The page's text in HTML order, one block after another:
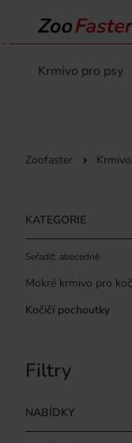
Krmivo pro psy
Zoofaster
KATEGORIE
Seřadit: abecedně
Mokré krmivo pro
Kočičí pochoutky
Filtry
NABÍDKY